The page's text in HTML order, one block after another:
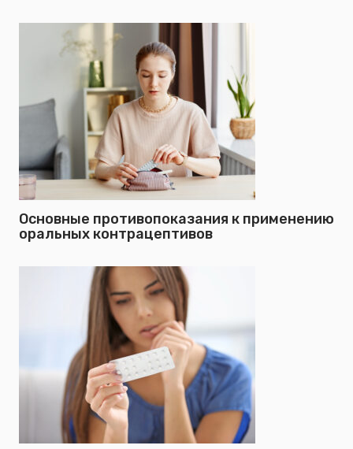
Основные противопоказания к применению
оральных контрацептивов